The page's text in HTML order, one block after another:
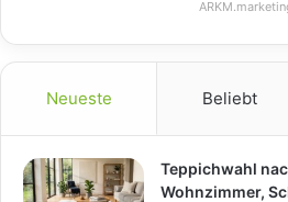
Neueste Beliebt
Teppichwahl
Wohnzimmer,